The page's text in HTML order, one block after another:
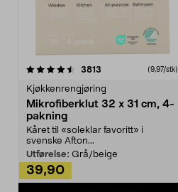
3813 anmeldelser(9,97/stk)
Kjøkkenrengjøring
Mikrofiberklut 32 x 31 cm, 4-
pakning
Kåret til «soleklar favoritt» i
svenske Afton...
Utførelse: Grå/beige
39,90
4.5av 5 stjerner